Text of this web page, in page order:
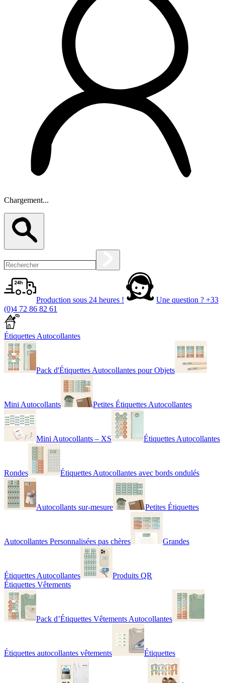
Chargement...
Production sous 24 heures ! Une question ? +33
(0)4 72 86 82 61
Étiquettes Autocollantes
Pack d'Étiquettes Autocollantes pour Objets
Mini Autocollants Petites Étiquettes Autocollantes
Mini Autocollants – XS Étiquettes Autocollantes
Rondes Étiquettes Autocollantes avec bords ondulés
Autocollants sur-mesure Petites Étiquettes
Autocollantes Personnalisées pas chères Grandes
Étiquettes Autocollantes
Produits QR
Étiquettes Vêtements
Pack d’Étiquettes Vêtements Autocollantes
Étiquettes autocollantes vêtements Étiquettes